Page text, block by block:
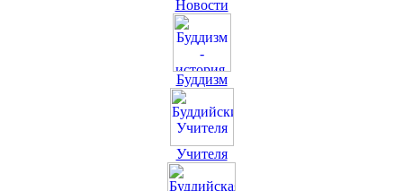
Новости
Буддизм
Учителя